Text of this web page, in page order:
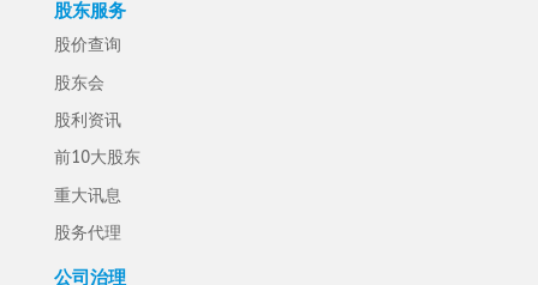
股东服务
股价查询
股东会
股利资讯
前10大股东
重大讯息
股务代理
公司治理